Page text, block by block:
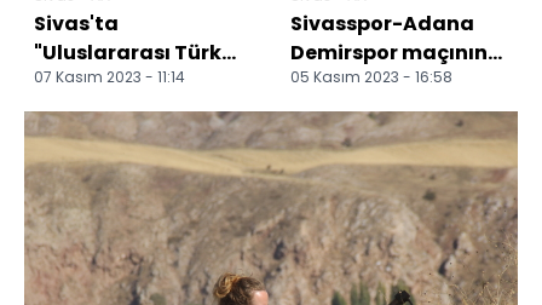
Sivas'ta
"Uluslararası Türk
Aşıklık Geleneği ve
Aşık Veysel"
sempozyumu düz...
07 Kasım 2023 - 11:14
Sivasspor-Adana
Demirspor maçının
ardından
05 Kasım 2023 - 16:58